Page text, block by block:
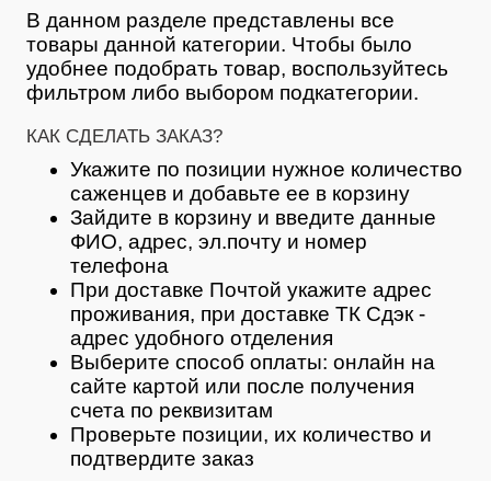
В данном разделе представлены все
товары данной категории. Чтобы было
удобнее подобрать товар, воспользуйтесь
фильтром либо выбором подкатегории.
КАК СДЕЛАТЬ ЗАКАЗ?
Укажите по позиции нужное количество
саженцев и добавьте ее в корзину
Зайдите в корзину и введите данные
ФИО, адрес, эл.почту и номер
телефона
При доставке Почтой укажите адрес
проживания, при доставке ТК Сдэк -
адрес удобного отделения
Выберите способ оплаты: онлайн на
сайте картой или после получения
счета по реквизитам
Проверьте позиции, их количество и
подтвердите заказ